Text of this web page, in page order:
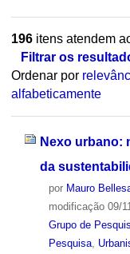
196itens atendem
Filtrar os
Ordenar por
alfabeticamente
Nexo urbano:
da
por Mauro
modificação09/
Grupo de
Pesquisa,